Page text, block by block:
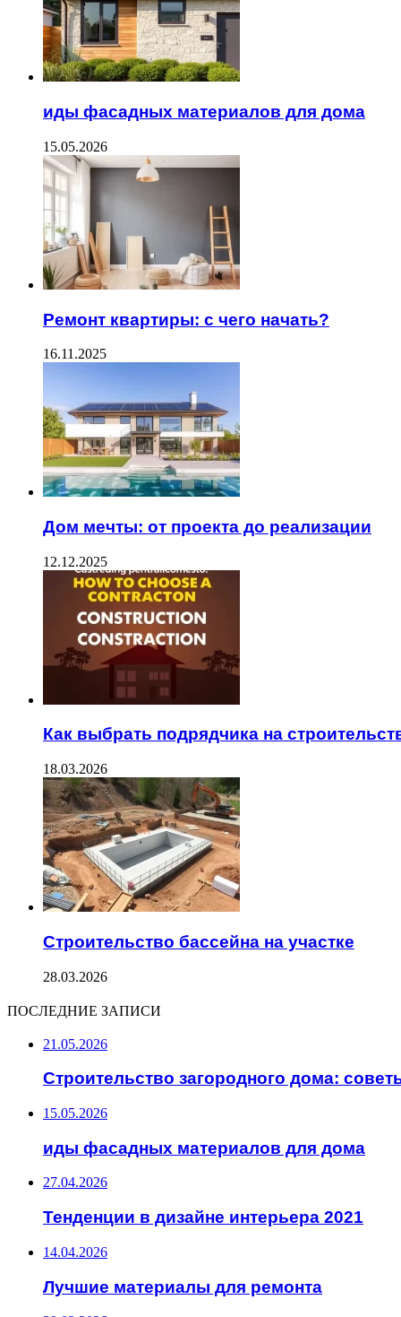
иды фасадных материалов для дома
15.05.2026
Ремонт квартиры: с чего начать?
16.11.2025
Дом мечты: от проекта до реализации
12.12.2025
Как выбрать подрядчика на
18.03.2026
Строительство бассейна на участке
28.03.2026
ПОСЛЕДНИЕ ЗАПИСИ
21.05.2026
Строительство загородного дома:
15.05.2026
иды фасадных материалов для дома
27.04.2026
Тенденции в дизайне интерьера 2021
14.04.2026
Лучшие материалы для ремонта